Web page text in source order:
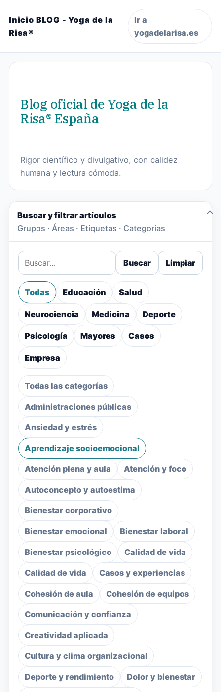
Inicio BLOG - Yoga de la
Risa®
Ir a
yogadelarisa.es
Blog oficial de Yoga de la
Risa® España
Rigor científico y divulgativo, con calidez
humana y lectura cómoda.
Buscar y filtrar artículos
Grupos · Áreas · Etiquetas · Categorías
Buscar Limpiar
Todas Educación Salud
Neurociencia Medicina Deporte
Psicología Mayores Casos
Empresa
Todas las categorías
Administraciones públicas
Ansiedad y estrés
Aprendizaje socioemocional
Atención plena y aula Atención y foco
Autoconcepto y autoestima
Bienestar corporativo
Bienestar emocional Bienestar laboral
Bienestar psicológico Calidad de vida
Calidad de vida Casos y experiencias
Cohesión de aula Cohesión de equipos
Comunicación y confianza
Creatividad aplicada
Cultura y clima organizacional
Deporte y rendimiento Dolor y bienestar